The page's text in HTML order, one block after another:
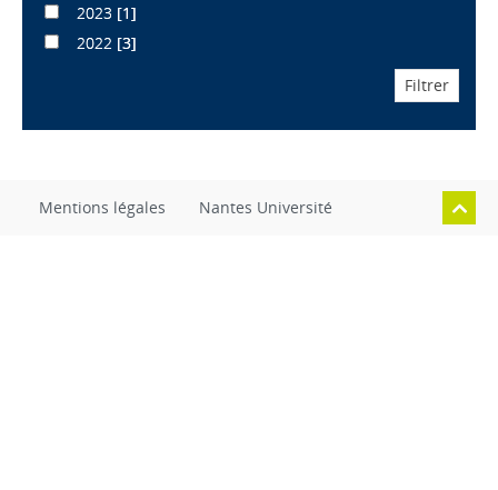
2023 [1]
2022 [3]
Mentions légales Nantes Université